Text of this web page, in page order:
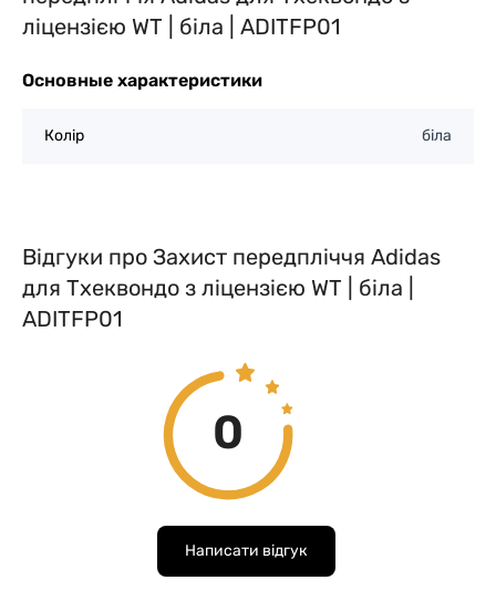
ліцензією WT | біла | ADITFP01
Основные характеристики
Колір біла
Відгуки про Захист передпліччя Adidas
для Тхеквондо з ліцензією WT | біла |
ADITFP01
0
Написати відгук